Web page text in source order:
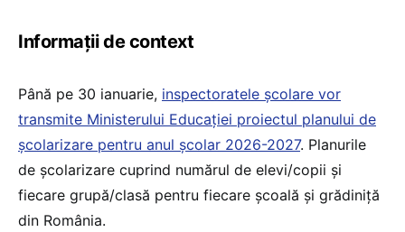
Informații de context
Până pe 30 ianuarie, inspectoratele școlare vor
transmite Ministerului Educației proiectul planului de
școlarizare pentru anul școlar 2026-2027. Planurile
de școlarizare cuprind numărul de elevi/copii și
fiecare grupă/clasă pentru fiecare școală și grădiniță
din România.